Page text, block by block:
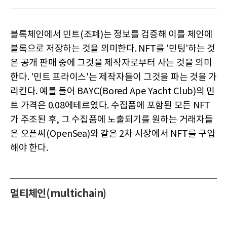
블록체인에서 민트(조폐)는 정보를 검증해 이를 체인에
블록으로 저장하는 것을 의미한다. NFT를 '민팅'하는 것
은 공개 판매 중에 그것을 제작자로부터 사는 것을 의미
한다. '민트 프라이스'는 제작자들이 그것을 파는 것을 가
리킨다. 예를 들어 BAYC(Bored Ape Yacht Club)의 민
트 가격은 0.08에테르였다. 수집품에 포함된 모든 NFT
가 주조된 후, 그 수집품에 노출되기를 원하는 거래자들
은 오픈씨(OpenSea)와 같은 2차 시장에서 NFT를 구입
해야 한다.
멀티체인(multichain)